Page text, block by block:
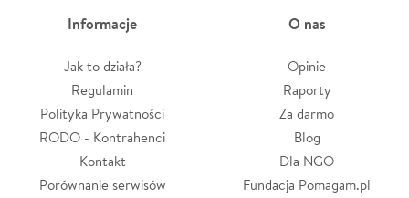
Informacje
Jak to działa?
Regulamin
Polityka Prywatności
RODO - Kontrahenci
Kontakt
Porównanie serwisów
O nas
Opinie
Raporty
Za darmo
Blog
Dla NGO
Fundacja Pomagam.pl